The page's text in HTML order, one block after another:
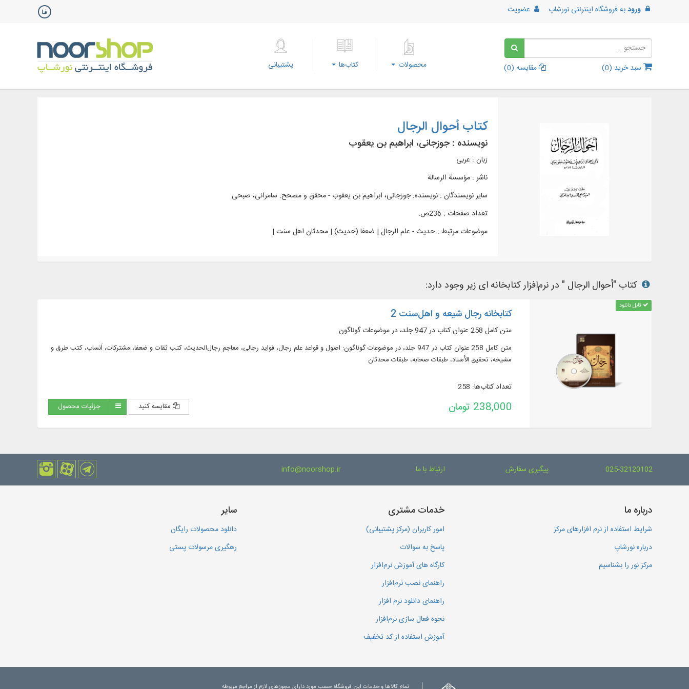
ورودبه فروشگاه اینترنتی نورشاپ عضویت
سبد خرید (0
) مقایسه (0
) محصولات کتاب‌ها پشتیبانی
کتاب أحوال الرجال
نویسنده : جوزجانی، ابراهیم بن یعقوب
زبان : عربی
ناشر : مؤسسة الرسالة
سایر نویسندگان : نویسنده: جوزجانی، ابراهیم بن یعقوب - محقق و مصحح: سامرائی، صبحی
تعداد صفحات : 236ص.
موضوعات مرتبط : حدیث - علم الرجال | ضعفا (حدیث) | محدثان اهل سنت |
کتاب "أحوال الرجال " در نرم‌افزار کتابخانه ای زیر وجود دارد:
قابل دانلود
کتابخانه رجال شیعه و اهل‌‌سنت 2
متن کامل 258 عنوان کتاب در 947 جلد، در موضوعات گوناگون
متن کامل 258 عنوان کتاب در 947 جلد، در موضوعات گوناگون: اصول و قواعد علم رجال، فواید رجالی، معاجم رجال‌الحدیث، کتب ثقات و ضعفا، مشترکات، اَنساب، کتب طرق و
مشیخه، تحقیق الأسناد، طبقات صحابه، طبقات محدثان
تعداد کتاب‌ها: 258
238,000 تومان مقایسه کنید جزئیات محصول
025-32120102 پیگیری سفارش ارتباط با ما info@noorshop.ir
درباره ما
شرایط استفاده از نرم افزارهای مرکز
درباره نورشاپ
مرکز نور را بشناسیم
خدمات مشتری
امور کاربران (مرکز پشتیبانی)
پاسخ به سوالات
کارگاه های آموزش نرم‌افزار
راهنمای نصب نرم‌افزار
راهنمای دانلود نرم افزار
نحوه فعال سازی نرم‌افزار
آموزش استفاده از کد تخفیف
سایر
دانلود محصولات رایگان
رهگیری مرسولات پستی
تمام کالاها و خدمات این فروشگاه حسب مورد دارای مجوزهای لازم از مراجع مربوطه